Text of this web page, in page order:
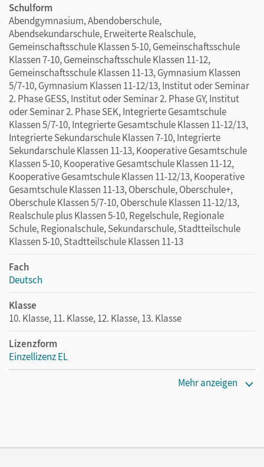
Schulform
Abendgymnasium, Abendoberschule,
Abendsekundarschule, Erweiterte Realschule,
Gemeinschaftsschule Klassen 5-10, Gemeinschaftsschule
Klassen 7-10, Gemeinschaftsschule Klassen 11-12,
Gemeinschaftsschule Klassen 11-13, Gymnasium Klassen
5/7-10, Gymnasium Klassen 11-12/13, Institut oder Seminar
2. Phase GESS, Institut oder Seminar 2. Phase GY, Institut
oder Seminar 2. Phase SEK, Integrierte Gesamtschule
Klassen 5/7-10, Integrierte Gesamtschule Klassen 11-12/13,
Integrierte Sekundarschule Klassen 7-10, Integrierte
Sekundarschule Klassen 11-13, Kooperative Gesamtschule
Klassen 5-10, Kooperative Gesamtschule Klassen 11-12,
Kooperative Gesamtschule Klassen 11-12/13, Kooperative
Gesamtschule Klassen 11-13, Oberschule, Oberschule+,
Oberschule Klassen 5/7-10, Oberschule Klassen 11-12/13,
Realschule plus Klassen 5-10, Regelschule, Regionale
Schule, Regionalschule, Sekundarschule, Stadtteilschule
Klassen 5-10, Stadtteilschule Klassen 11-13
Fach
Deutsch
Klasse
10. Klasse, 11. Klasse, 12. Klasse, 13. Klasse
Lizenzform
Einzellizenz EL
Mehr anzeigen